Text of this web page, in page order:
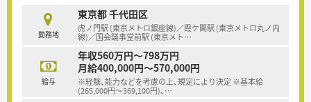
勤務地
東京都 千代田区
虎ノ門駅 (東京メトロ銀座線)／霞ケ関駅 (東京メトロ丸ノ内
線)／国会議事堂前駅 (東京メト…
給与
年収560万円～798万円
月給400,000円～570,000円
※経験、能力などを考慮の上、規定により決定 ※基本給
(265,000円～369,100円)、…